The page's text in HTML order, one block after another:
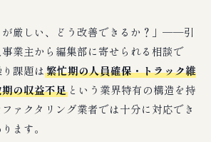
が厳しい、どう改善できるか？」──引
業主から編集部に寄せられる相談で
課題は繁忙期の人員確保・トラック維
の収益不足 という業界特有の構造を持
ァクタリング業者では十分に対応でき
ます。